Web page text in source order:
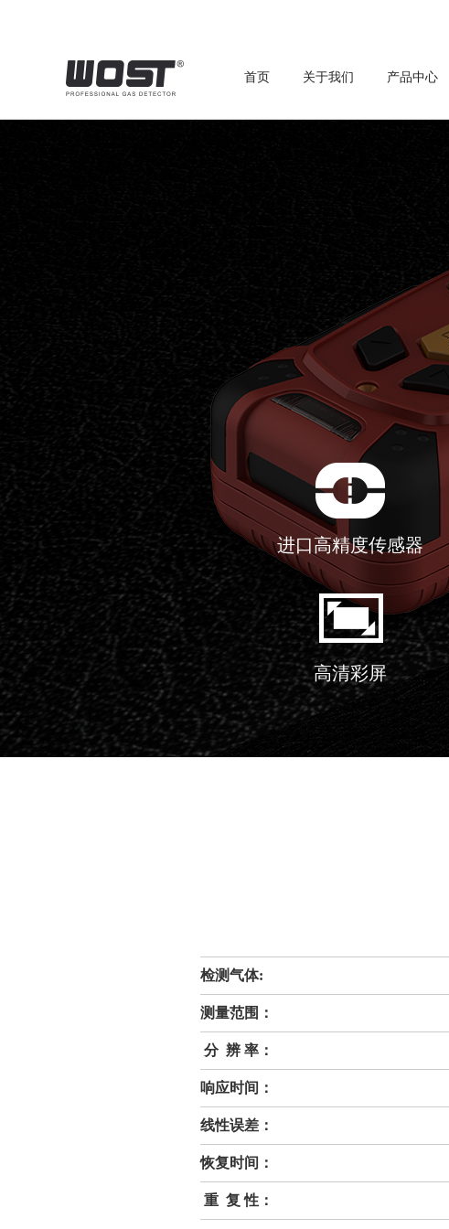
首页 关于我们 产品中心
进口高精度传感器
高清彩屏
检测气体:
测量范围：
分 辨 率：
响应时间：
线性误差：
恢复时间：
重 复 性：